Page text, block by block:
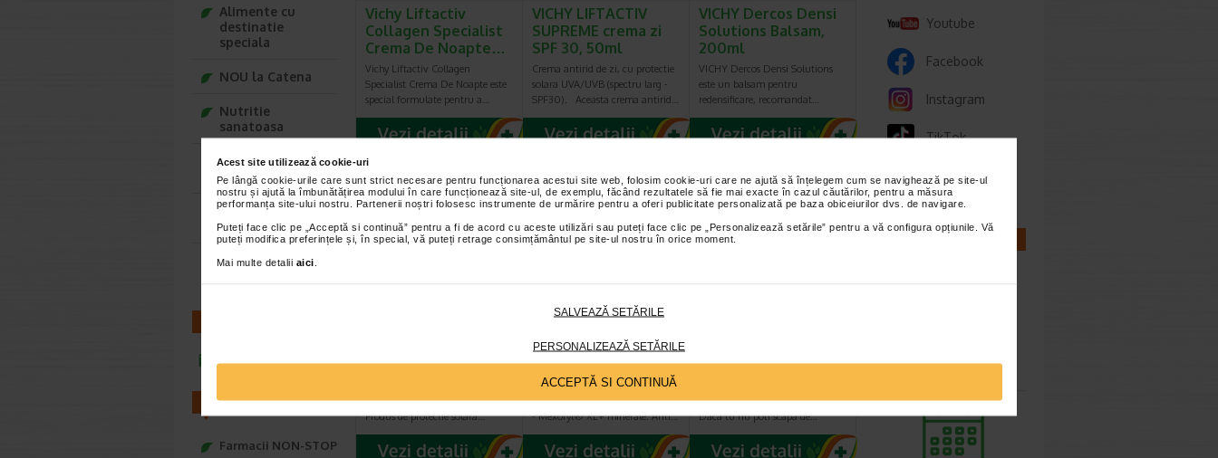
Acest site utilizează cookie-uri
Pe lângă cookie-urile care sunt strict necesare pentru funcționarea acestui site web, folosim cookie-uri care ne ajută să înțelegem cum se navighează pe site-ul
nostru și ajută la îmbunătățirea modului în care funcționează site-ul, de exemplu, făcând rezultatele să fie mai exacte în cazul căutărilor, pentru a măsura
performanța site-ului nostru. Partenerii noștri folosesc instrumente de urmărire pentru a oferi publicitate personalizată pe baza obiceiurilor dvs. de navigare.
Puteți face clic pe „Acceptă si continuă” pentru a fi de acord cu aceste utilizări sau puteți face clic pe „Personalizează setările” pentru a vă configura opțiunile. Vă
puteți modifica preferințele și, în special, vă puteți retrage consimțământul pe site-ul nostru în orice moment.
Mai multe detalii aici
SALVEAZĂ SETĂRILE
PERSONALIZEAZĂ SETĂRILE
ACCEPTĂ SI CONTINUĂ
Vichy Liftactiv
Collagen Specialist
Crema De Noapte…
Vichy Liftactiv Collagen
Specialist Crema De Noapte este
special formulate pentru a…
VICHY LIFTACTIV
SUPREME crema zi
SPF 30, 50ml
Crema antirid de zi, cu protectie
solara UVA/UVB (spectru larg -
SPF30). Aceasta crema antirid…
VICHY Dercos Densi
Solutions Balsam,
200ml
VICHY Dercos Densi Solutions
este un balsam pentru
redensificare, recomandat…
copii rezistent la…
protectie foarte ridicata SPF50+.
Produs de protectie solara…
SOLEIL Emulsie
matifianta SPF50+…
Emulsie protectie solara SPF50+
VICHY CAPITAL SOLEIL (50 ml)
- Mexoryl® XL+ minerale. Anti…
ml
30 ml, rasfat pentru pielea terna
Daca tu nu poti scapa de…
Alimente cu
destinatie
speciala
NOU la Catena
Nutritie
sanatoasa
Ce Oftapic ti se
potriveste
Adora – Adorabili
din prima clipa
Seturi cadou
infoline@catena.ro
FARMACII
Farmacii NON-STOP
Youtube
Facebook
Instagram
TikTok
Whatsapp
sarcina